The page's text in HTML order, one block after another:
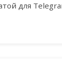
для